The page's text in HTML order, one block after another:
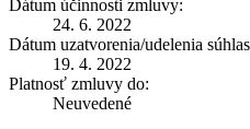
Dátum účinnosti zmluvy:
24. 6. 2022
Dátum uzatvorenia/udelenia
19. 4. 2022
Platnosť zmluvy do:
Neuvedené